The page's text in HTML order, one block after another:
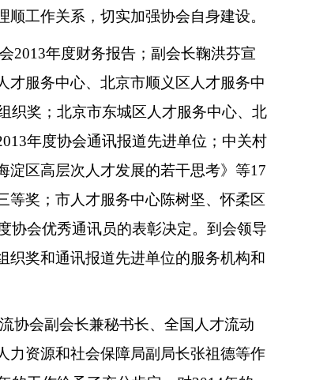
工作关系，切实加强协会自身建设。
2013年度财务报告；副会长鞠洪芬宣
才服务中心、北京市顺义区人才服务中
织奖；北京市东城区人才服务中心、北
年度协会通讯报道先进单位；中关村
淀区高层次人才发展的若干思考》等17
等奖；市人才服务中心陈树坚、怀柔区
协会优秀通讯员的表彰决定。到会领导
织奖和通讯报道先进单位的服务机构和
协会副会长兼秘书长、全国人才流动
力资源和社会保障局副局长张祖德等作